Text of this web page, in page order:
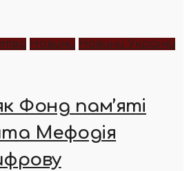
Новини Новини України
Фонд пам’яті
Мефодія